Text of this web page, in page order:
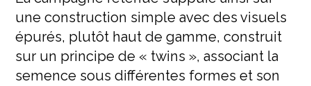
une construction simple avec des visuels
épurés, plutôt haut de gamme, construit
sur un principe de « twins », associant la
semence sous différentes formes et son